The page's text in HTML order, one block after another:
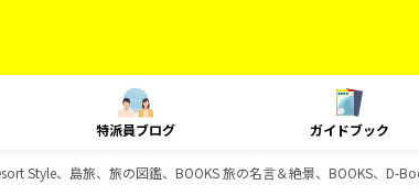
特派員ブログ ガイドブック
Style、島旅、旅の図鑑、BOOKS 旅の名言＆絶景、BOOKS、D-